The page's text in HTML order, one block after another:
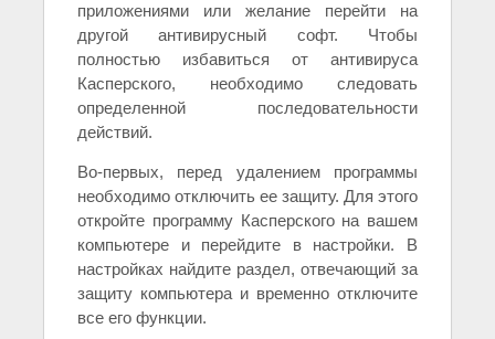
приложениями или желание перейти на
другой антивирусный софт. Чтобы
полностью избавиться от антивируса
Касперского, необходимо следовать
определенной последовательности
действий.
Во-первых, перед удалением программы
необходимо отключить ее защиту. Для этого
откройте программу Касперского на вашем
компьютере и перейдите в настройки. В
настройках найдите раздел, отвечающий за
защиту компьютера и временно отключите
все его функции.